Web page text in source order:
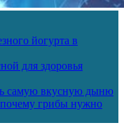
йогурта в
для здоровья
самую вкусную дыню
грибы нужно